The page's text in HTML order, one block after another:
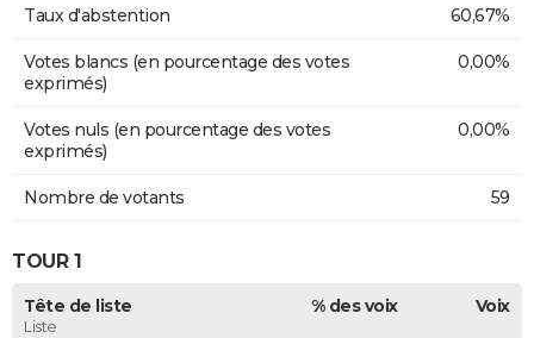
Taux d'abstention 60,67%
Votes blancs (en pourcentage des votes
exprimés)
0,00%
Votes nuls (en pourcentage des votes
exprimés)
0,00%
Nombre de votants 59
TOUR 1
Tête de liste
Liste
% des voix Voix